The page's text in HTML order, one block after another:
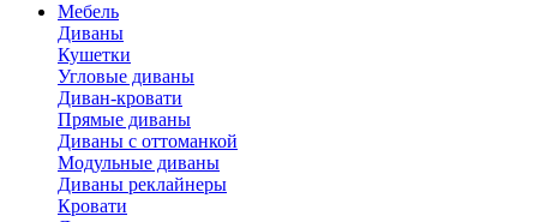
Мебель
Диваны
Кушетки
Угловые диваны
Диван-кровати
Прямые диваны
Диваны с оттоманкой
Модульные диваны
Диваны реклайнеры
Кровати